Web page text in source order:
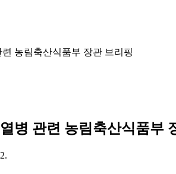
농림축산식품부 장관 브리핑
병 관련 농림축산식품부